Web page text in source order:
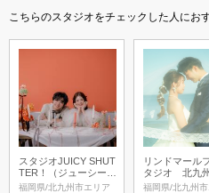
こちらのスタジオをチェックした人にお
スタジオJUICY SHUT
TER！（ジューシーシ
ャッター!）
福岡県/北九州市エリア
リンドマール
タジオ 北九州
本店
福岡県/北九州